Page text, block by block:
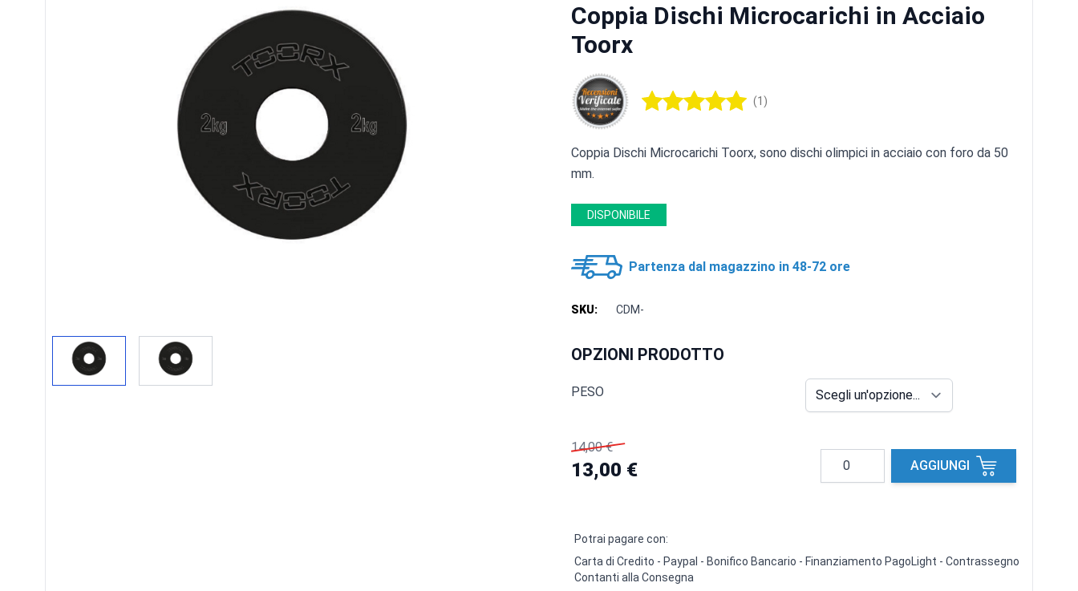
Coppia Dischi Microcarichi in Acciaio
Toorx
(1)
Coppia Dischi Microcarichi Toorx, sono dischi olimpici in acciaio con foro da 50
mm.
DISPONIBILE
Partenza dal magazzino in 48-72 ore
SKU: CDM-
OPZIONI PRODOTTO
PESO
14,00 €
13,00 €
Quantità
AGGIUNGI
Potrai pagare con:
Carta di Credito - Paypal - Bonifico Bancario - Finanziamento PagoLight - Contrassegno
Contanti alla Consegna